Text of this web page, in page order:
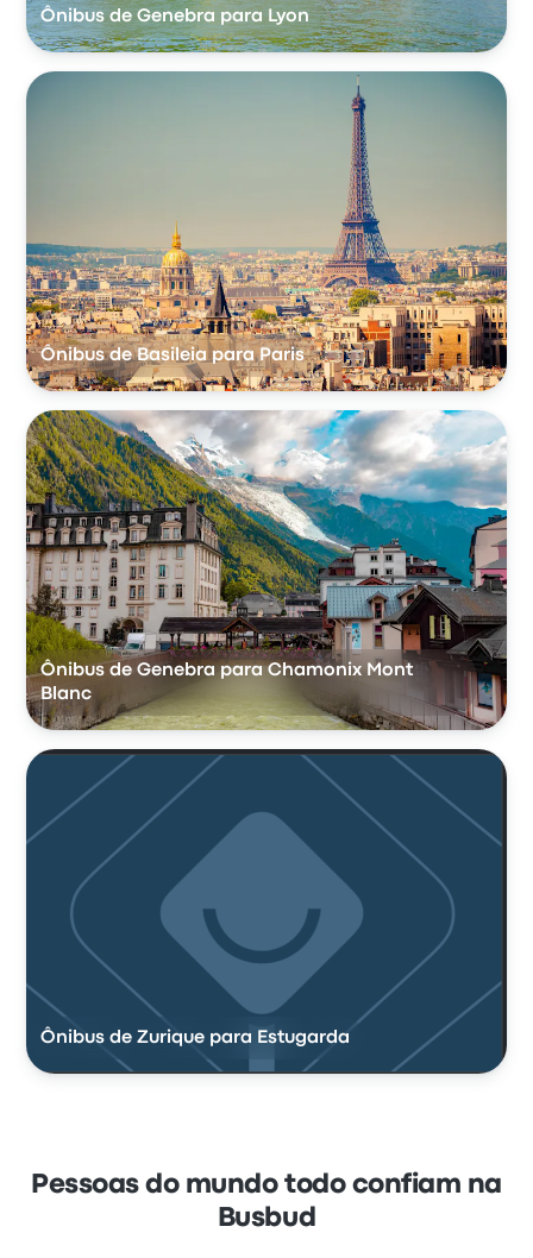
Ônibus de Genebra para Lyon
Ônibus de Basileia para Paris
Ônibus de Genebra para Chamonix Mont
Blanc
Ônibus de Zurique para Estugarda
Pessoas do mundo todo confiam na
Busbud